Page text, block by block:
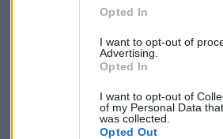
Opted In
I want to opt-out of
Advertising.
Opted In
I want to opt-out of
of my Personal Data
was collected.
Opted Out